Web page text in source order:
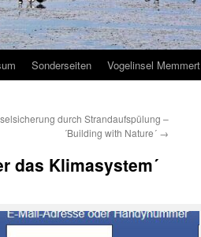
Sonderseiten Vogelinsel Memmert
durch Strandaufspülung –
´Building with Nature´ →
das Klimasystem´